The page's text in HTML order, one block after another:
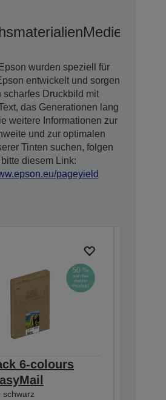
Medien
wurden speziell für
entwickelt und sorgen
scharfes Druckbild mit
das Generationen lang
weitere Informationen zur
und zur optimalen
Tinten suchen, folgen
diesem Link:
pageyield
6-colours
schwarz